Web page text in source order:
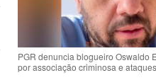
PGR denuncia blogueiro Oswaldo
por associação criminosa e